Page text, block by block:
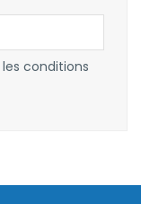
conditions